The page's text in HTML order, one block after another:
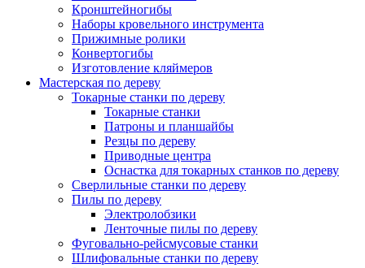
Кронштейногибы
Наборы кровельного инструмента
Прижимные ролики
Конвертогибы
Изготовление кляймеров
Мастерская по дереву
Токарные станки по дереву
Токарные станки
Патроны и планшайбы
Резцы по дереву
Приводные центра
Оснастка для токарных станков по дереву
Сверлильные станки по дереву
Пилы по дереву
Электролобзики
Ленточные пилы по дереву
Фуговально-рейсмусовые станки
Шлифовальные станки по дереву